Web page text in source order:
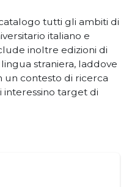
tutti gli ambiti di
italiano e
inoltre edizioni di
straniera, laddove
un contesto di ricerca
interessino target di